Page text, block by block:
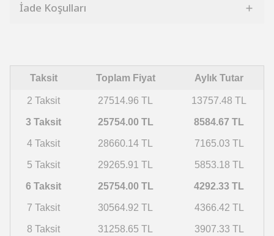
İade Koşulları
Taksit Toplam Fiyat Aylık Tutar
2 Taksit 27514.96 TL 13757.48 TL
3 Taksit 25754.00 TL 8584.67 TL
4 Taksit 28660.14 TL 7165.03 TL
5 Taksit 29265.91 TL 5853.18 TL
6 Taksit 25754.00 TL 4292.33 TL
7 Taksit 30564.92 TL 4366.42 TL
8 Taksit 31258.65 TL 3907.33 TL